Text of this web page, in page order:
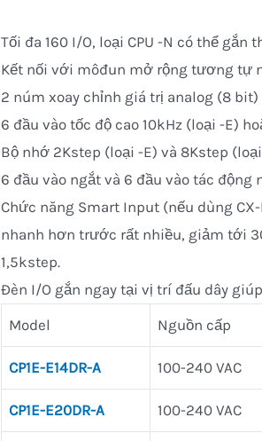
Tối đa 160 I/O, loại CPU -N có thể
Kết nối với môđun mở rộng tương tự
2 núm xoay chỉnh giá trị analog (8 bit)
6 đầu vào tốc độ cao 10kHz (loại -E)
Bộ nhớ 2Kstep (loại -E) và 8Kstep
6 đầu vào ngắt và 6 đầu vào tác động
Chức năng Smart Input (nếu dùng
nhanh hơn trước rất nhiều, giảm tới
1,5kstep.
Đèn I/O gắn ngay tại vị trí đấu dây
Model
Nguồn cấp
CP1E-E14DR-A 100-240 VAC
CP1E-E20DR-A 100-240 VAC